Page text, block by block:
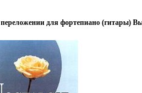
для фортепиано (гитары)